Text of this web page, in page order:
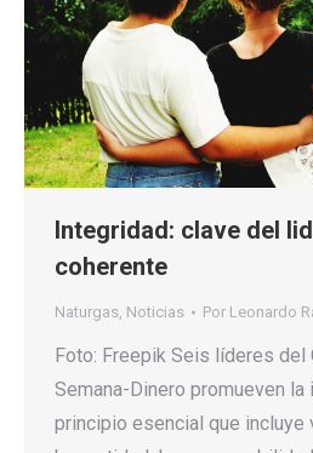
Integridad: clave del
coherente
Naturgas, Noticias Por Leonardo
Foto: Freepik Seis líderes del
Semana-Dinero promueven la
principio esencial que incluye